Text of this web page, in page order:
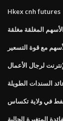
Hkex cnh futures
المغلقة مغلقة
مع قوة التسعير
لرجال الأعمال
السندات الطويلة
في ولاية تكساس